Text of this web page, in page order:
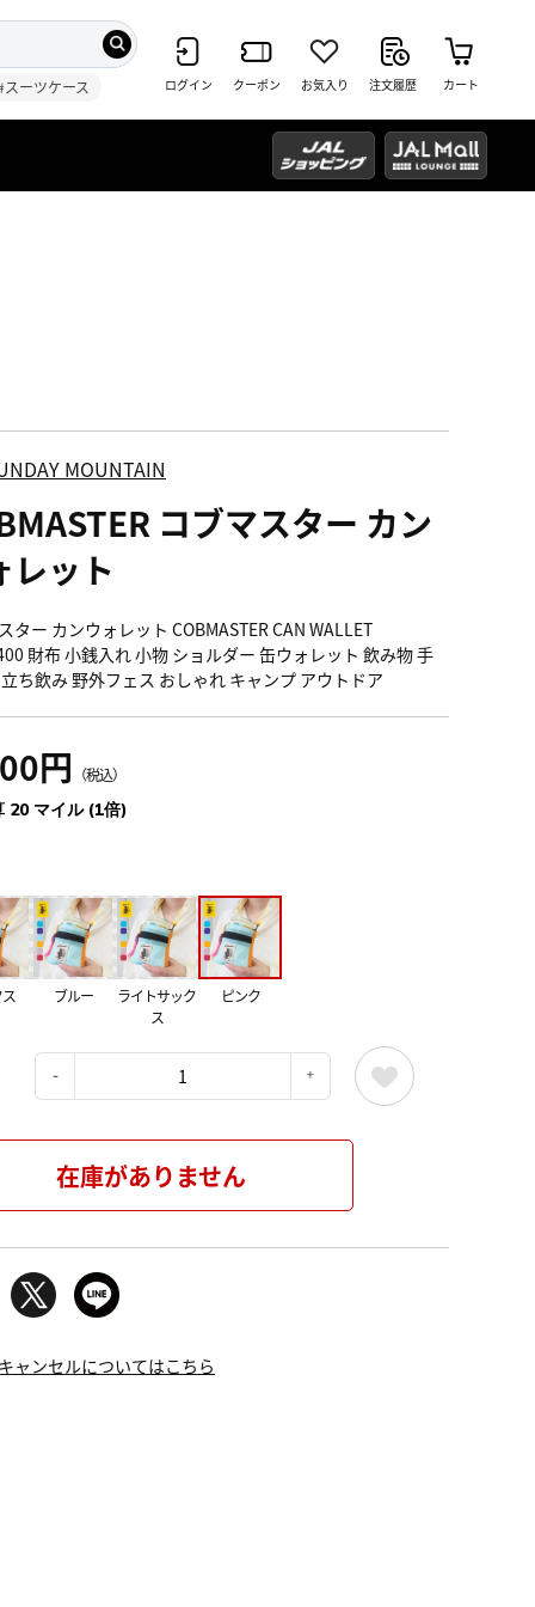
スーツケース ログイン クーポン お気入り 注文履歴 カート
MOUNTAIN
コブマスター カン
レット
ター カンウォレット COBMASTER CAN WALLET
財布 小銭入れ 小物 ショルダー 缶ウォレット 飲み物 手
ち飲み 野外フェス おしゃれ キャンプ アウトドア
円 （税込）
20 マイル (1倍)
ブルー
ライトサック
ス
ピンク
在庫がありません
ャンセルについてはこちら